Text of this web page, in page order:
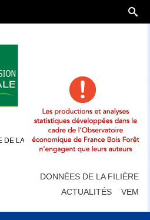
DE LA
DONNÉES DE LA FILIÈRE
ACTUALITÉS
VEM